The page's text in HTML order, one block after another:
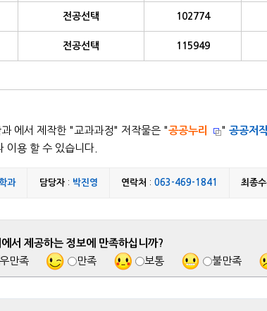
전공선택 102774
전공선택 115949
에서 제작한 "교과과정" 저작물은 "공공누리 " 공공저
이용 할 수 있습니다.
과 담당자: 박진영 연락처 : 063-469-1841 최종
서 제공하는 정보에 만족하십니까?
만족
만족 보통 불만족